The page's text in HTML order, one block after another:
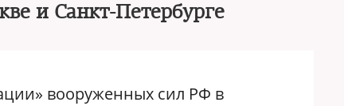
и Санкт-Петербурге
вооруженных сил РФ в